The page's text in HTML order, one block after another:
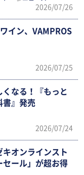
2026/07/26
イン、VAMPROS
2026/07/25
なる！『もっと
書』発売
2026/07/24
オンラインスト
セール」が超お得